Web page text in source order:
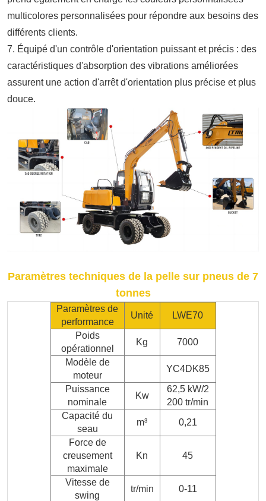
multicolores personnalisées pour répondre aux besoins des
différents clients.
7. Équipé d'un contrôle d'orientation puissant et précis : des
caractéristiques d'absorption des vibrations améliorées
assurent une action d'arrêt d'orientation plus précise et plus
douce.
Paramètres techniques de la pelle sur pneus de 7
tonnes
Paramètres de
performance
Unité
LWE70
Poids
opérationnel
Kg
7000
Modèle de
moteur
YC4DK85
Puissance
nominale
Kw
62,5 kW/2
200 tr/min
Capacité du
seau
m³
0,21
Force de
creusement
maximale
Kn 45
Vitesse de
swing
tr/min
0-11